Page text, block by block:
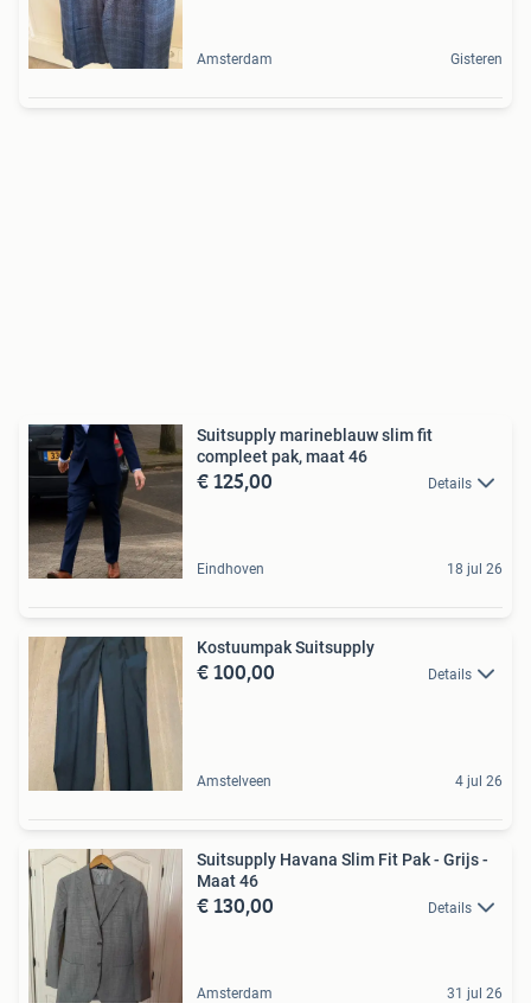
Amsterdam Gisteren
Suitsupply marineblauw slim fit
compleet pak, maat 46
€ 125,00 Details
Eindhoven 18 jul 26
Kostuumpak Suitsupply
€ 100,00 Details
Amstelveen 4 jul 26
Suitsupply Havana Slim Fit Pak - Grijs -
Maat 46
€ 130,00 Details
Amsterdam 31 jul 26